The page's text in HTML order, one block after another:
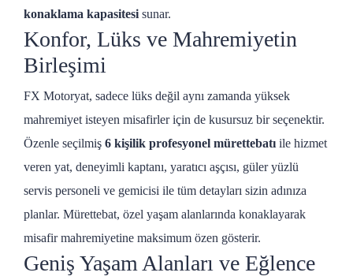
konaklama kapasitesi sunar.
Konfor, Lüks ve Mahremiyetin
Birleşimi
FX Motoryat, sadece lüks değil aynı zamanda yüksek
mahremiyet isteyen misafirler için de kusursuz bir seçenektir.
Özenle seçilmiş 6 kişilik profesyonel mürettebatı ile hizmet
veren yat, deneyimli kaptanı, yaratıcı aşçısı, güler yüzlü
servis personeli ve gemicisi ile tüm detayları sizin adınıza
planlar. Mürettebat, özel yaşam alanlarında konaklayarak
misafir mahremiyetine maksimum özen gösterir.
Geniş Yaşam Alanları ve Eğlence